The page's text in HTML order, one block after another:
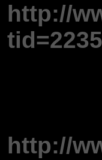
http://
http://